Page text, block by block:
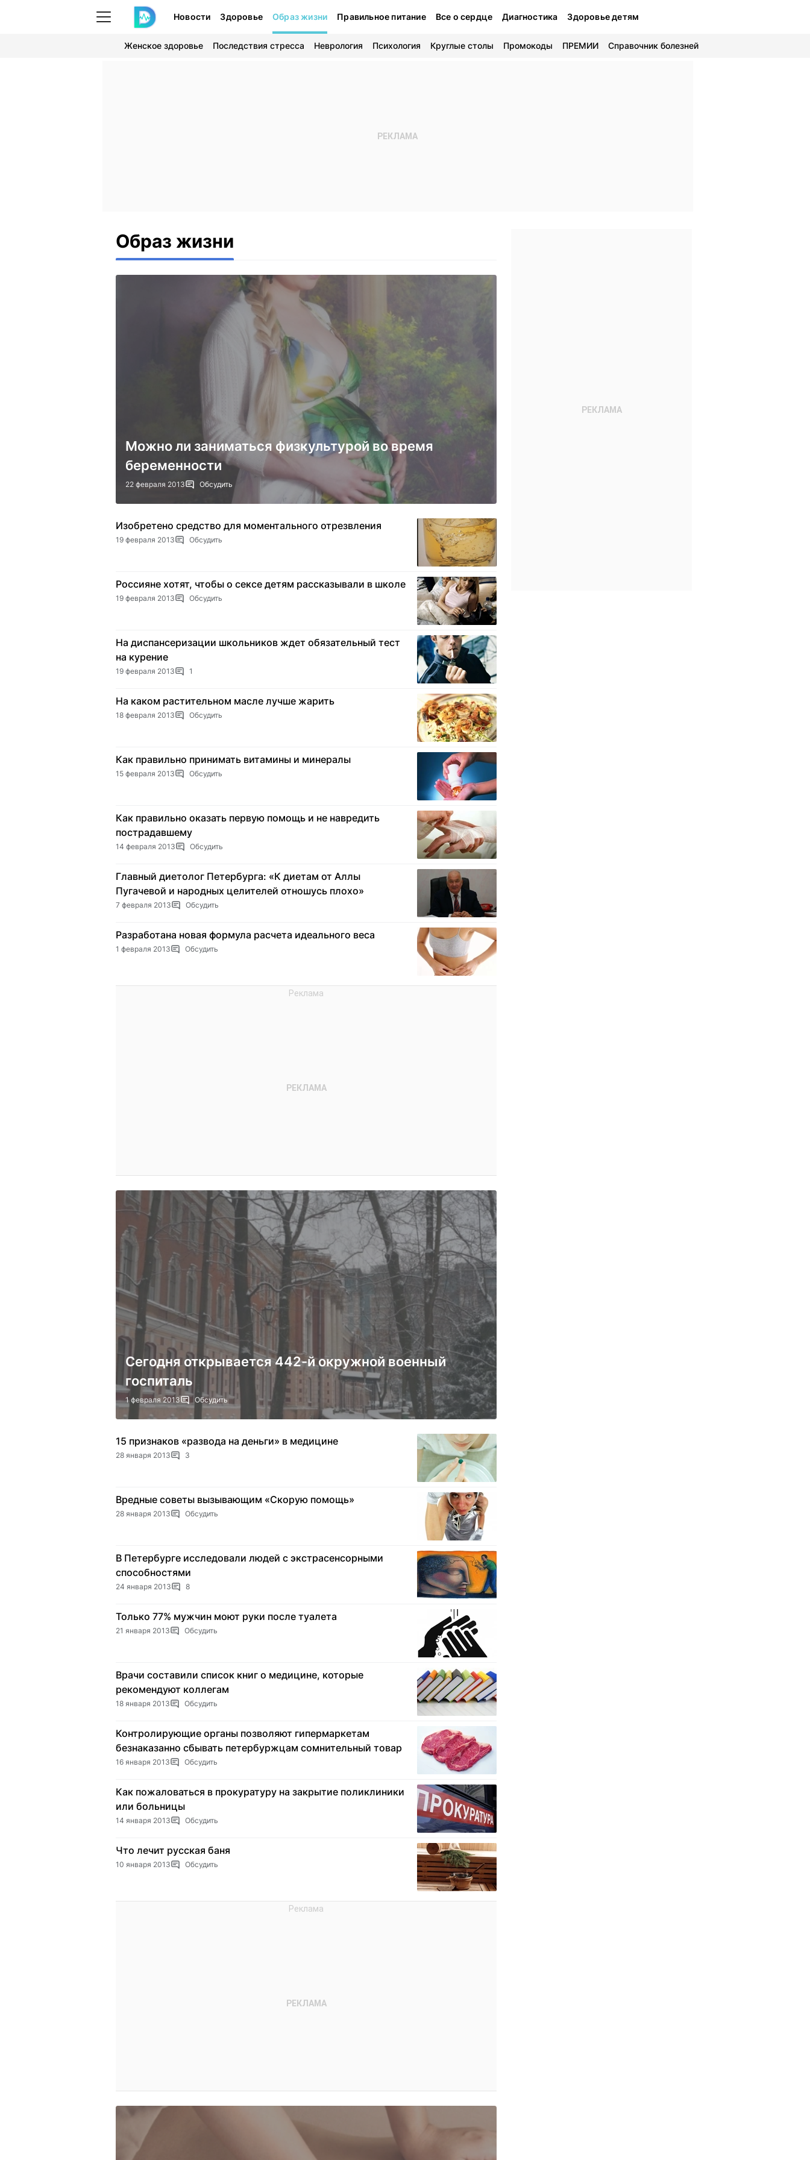
Новости Здоровье Образ жизни Правильное питание Все о сердце Диагностика Здоровье детям
Женское здоровье Последствия стресса Неврология Психология Круглые столы Промокоды ПРЕМИИ Справочник болезней
Образ жизни
Можно ли заниматься физкультурой во время
беременности
22 февраля 2013 Обсудить
Изобретено средство для моментального отрезвления
19 февраля 2013 Обсудить
Россияне хотят, чтобы о сексе детям рассказывали в школе
19 февраля 2013 Обсудить
На диспансеризации школьников ждет обязательный тест
на курение
19 февраля 2013 1
На каком растительном масле лучше жарить
18 февраля 2013 Обсудить
Как правильно принимать витамины и минералы
15 февраля 2013 Обсудить
Как правильно оказать первую помощь и не навредить
пострадавшему
14 февраля 2013 Обсудить
Главный диетолог Петербурга: «К диетам от Аллы
Пугачевой и народных целителей отношусь плохо»
7 февраля 2013 Обсудить
Разработана новая формула расчета идеального веса
1 февраля 2013 Обсудить
Сегодня открывается 442-й окружной военный
госпиталь
1 февраля 2013 Обсудить
15 признаков «развода на деньги» в медицине
28 января 2013 3
Вредные советы вызывающим «Скорую помощь»
28 января 2013 Обсудить
В Петербурге исследовали людей с экстрасенсорными
способностями
24 января 2013 8
Только 77% мужчин моют руки после туалета
21 января 2013 Обсудить
Врачи составили список книг о медицине, которые
рекомендуют коллегам
18 января 2013 Обсудить
Контролирующие органы позволяют гипермаркетам
безнаказанно сбывать петербуржцам сомнительный товар
16 января 2013 Обсудить
Как пожаловаться в прокуратуру на закрытие поликлиники
или больницы
14 января 2013 Обсудить
Что лечит русская баня
10 января 2013 Обсудить